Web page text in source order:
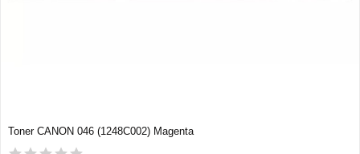
Toner CANON 046 (1248C002) Magenta